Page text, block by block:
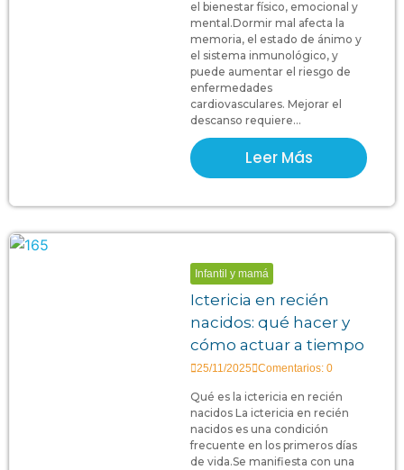
el bienestar físico, emocional y
mental.Dormir mal afecta la
memoria, el estado de ánimo y
el sistema inmunológico, y
puede aumentar el riesgo de
enfermedades
cardiovasculares. Mejorar el
descanso requiere...
Leer Más
Infantil y mamá
Ictericia en recién
nacidos: qué hacer y
cómo actuar a tiempo
25/11/2025 Comentarios: 0
Qué es la ictericia en recién
nacidos La ictericia en recién
nacidos es una condición
frecuente en los primeros días
de vida.Se manifiesta con una